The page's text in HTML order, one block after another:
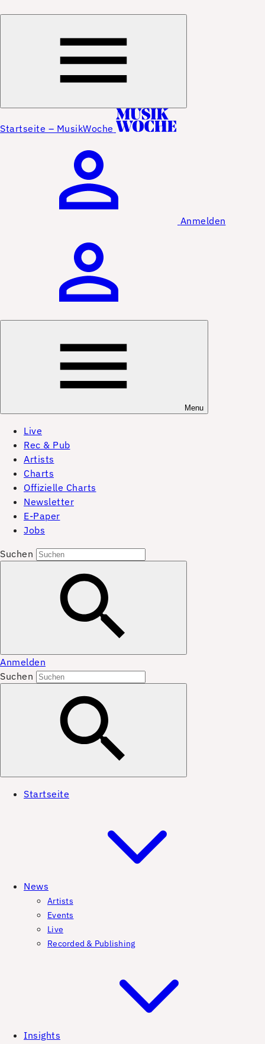
Startseite – MusikWoche
Anmelden
Menu
Live
Rec & Pub
Artists
Charts
Offizielle Charts
Newsletter
E-Paper
Jobs
Suchen
Anmelden
Suchen
Startseite
News
Artists
Events
Live
Recorded & Publishing
Insights